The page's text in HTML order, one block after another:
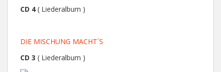
CD 4( Liederalbum )
DIE MISCHUNG MACHT´S
CD 3 ( Liederalbum )